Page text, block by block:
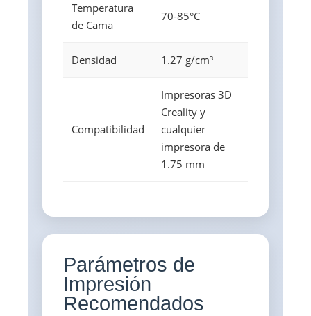
Temperatura
de Cama
70-85°C
Densidad 1.27 g/cm³
Compatibilidad
Impresoras 3D
Creality y
cualquier
impresora de
1.75 mm
Parámetros de
Impresión
Recomendados